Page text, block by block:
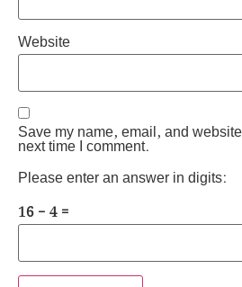
Website
Save my name, email, and
next time I comment.
Please enter an answer in digits:
16 − 4 =